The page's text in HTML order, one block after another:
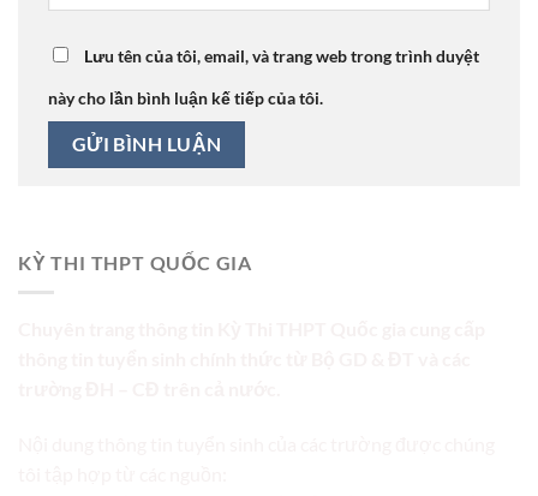
Lưu tên của tôi, email, và trang web trong trình duyệt
này cho lần bình luận kế tiếp của tôi.
KỲ THI THPT QUỐC GIA